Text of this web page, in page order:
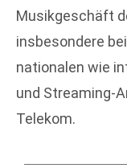
Musikgeschäft
insbesondere
nationalen wie
und Streaming-
Telekom.